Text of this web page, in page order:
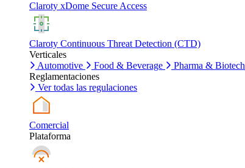
Claroty xDome Secure Access
Claroty Continuous Threat Detection (CTD)
Verticales
Automotive
Food & Beverage Pharma & Biotech
Reglamentaciones
Ver todas las regulaciones
Comercial
Plataforma